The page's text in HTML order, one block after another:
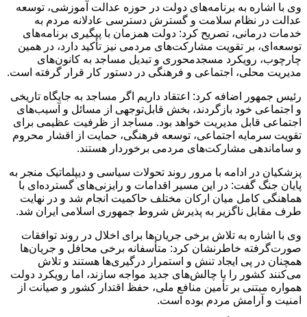
وی با اشاره به برنامه‌های دولت در حوزه عدالت آموزشی، توسعه
عدالت در نظام سلامت و گسترش دسترسی عادلانه مردم به
خدمات درمانی، تصریح کرد: دولت همزمان با پیگیری برنامه‌های
توسعه‌ای، بر تقویت مشارکت‌های مردمی نیز تأکید دارد، در همین
چارچوب، رویکرد مسجدمحوری و تبدیل مساجد به کانون‌های
مدیریت محلی، اجتماعی و فرهنگی در دستور کار قرار گرفته است.
رئیس‌ جمهور اضافه کرد: اعتقاد داریم اگر مساجد به جایگاه تاریخی
و اجتماعی خود بازگردند، بخش قابل‌توجهی از مسائل و آسیب‌های
اجتماعی قابل مدیریت خواهد بود. مساجد از ظرفیت عظیمی برای
تقویت سرمایه اجتماعی، توسعه فرهنگی، حمایت از اقشار محروم
و ساماندهی مشارکت‌های مردمی برخوردار هستند.
پزشکیان در ادامه با مرور روند تحولات سیاسی و دیپلماتیک منجر به
پایان جنگ گفت: در این مسیر اقدامات و رایزنی‌های گسترده‌ای با
هماهنگی کامل میان ارکان مختلف حاکمیت انجام شد و در نهایت
طرف مقابل ناگزیر به پذیرش شروط جمهوری اسلامی ایران شد.
وی با اشاره به تلاش برخی جریان‌ها برای اخلال در روند توافقات
صورت‌گرفته خاطرنشان کرد: متأسفانه برخی محافل و جریان‌ها
همچنان در پی ایجاد تنش و استمرار درگیری‌ها هستند و تلاش
می‌کنند کشور را با چالش‌های جدید مواجه سازند، اما رویکرد دولت
همواره مبتنی بر تأمین منافع ملی، حفظ اقتدار کشور و صیانت از
امنیت و آرامش مردم بوده است.